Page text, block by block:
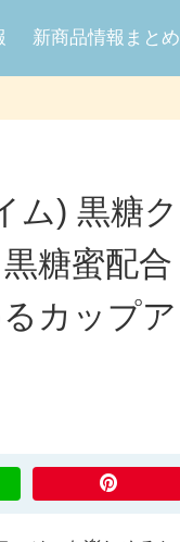
新商品情報まとめ
ム) 黒糖ク
糖蜜配合
カップア